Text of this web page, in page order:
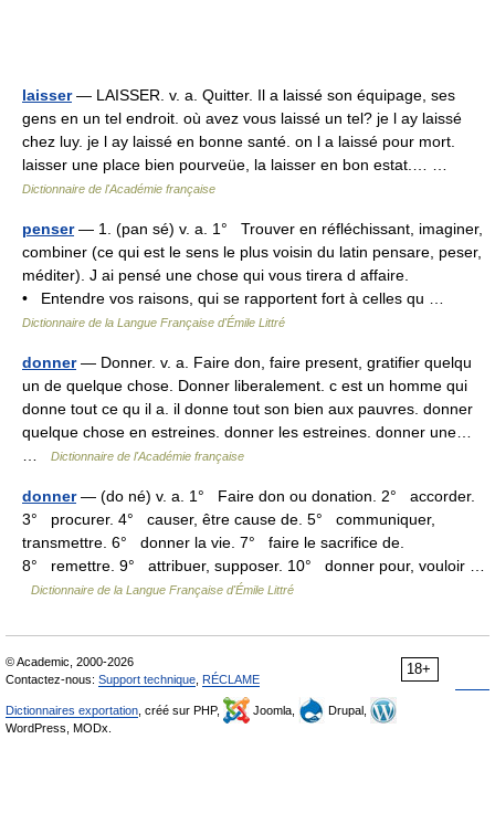
laisser— LAISSER. v. a. Quitter. Il a laissé son équipage, ses
gens en un tel endroit. où avez vous laissé un tel? je l ay laissé
chez luy. je l ay laissé en bonne santé. on l a laissé pour mort.
laisser une place bien pourveüe, la laisser en bon estat.… …
Dictionnaire de l'Académie française
penser— 1. (pan sé) v. a. 1° Trouver en réfléchissant, imaginer,
combiner (ce qui est le sens le plus voisin du latin pensare, peser,
méditer). J ai pensé une chose qui vous tirera d affaire.
• Entendre vos raisons, qui se rapportent fort à celles qu …
Dictionnaire de la Langue Française d'Émile Littré
donner— Donner. v. a. Faire don, faire present, gratifier quelqu
un de quelque chose. Donner liberalement. c est un homme qui
donne tout ce qu il a. il donne tout son bien aux pauvres. donner
quelque chose en estreines. donner les estreines. donner une…
Dictionnaire de l'Académie française
donner— (do né) v. a. 1° Faire don ou donation. 2° accorder.
3° procurer. 4° causer, être cause de. 5° communiquer,
transmettre. 6° donner la vie. 7° faire le sacrifice de.
8° remettre. 9° attribuer, supposer. 10° donner pour, vouloir …
Dictionnaire de la Langue Française d'Émile Littré
18+
© Academic, 2000-2026
Contactez-nous: Support technique RÉCLAME
Dictionnaires exportation , créé sur PHP, Joomla,
Drupal,
WordPress, MODx.